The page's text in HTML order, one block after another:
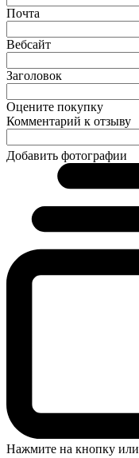
Почта
Вебсайт
Заголовок
Оцените покупку
Комментарий к отзыву
Добавить фотографии
Нажмите на кнопку или